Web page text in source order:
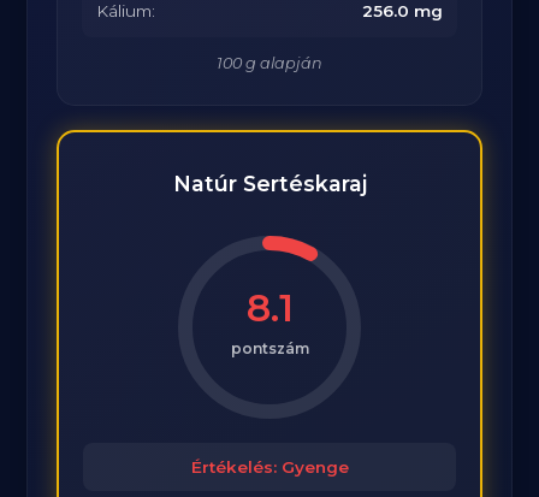
Kálium: 256.0 mg
100 g alapján
Natúr Sertéskaraj
8.1
pontszám
Értékelés: Gyenge